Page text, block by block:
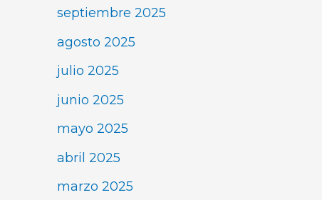
septiembre 2025
agosto 2025
julio 2025
junio 2025
mayo 2025
abril 2025
marzo 2025